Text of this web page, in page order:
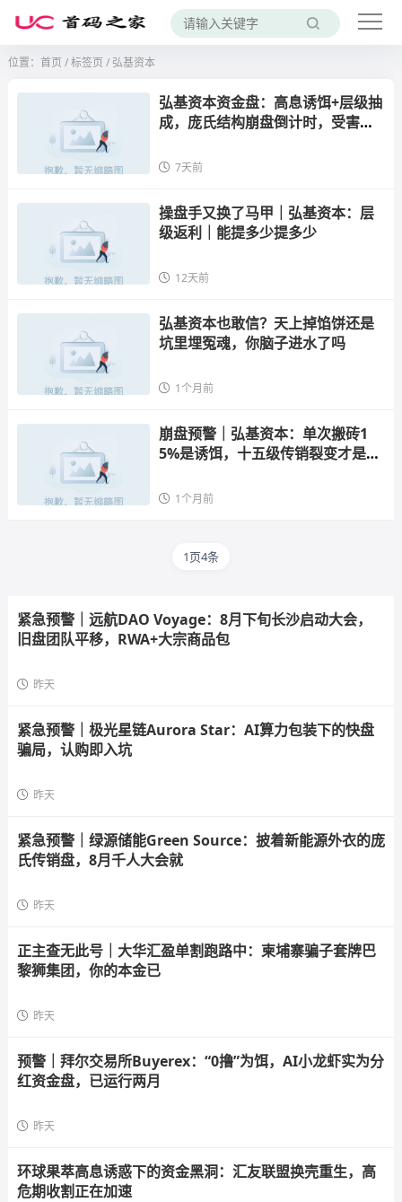
位置： 首页 /标签页 / 弘基资本
弘基资本资金盘：高息诱饵+层级抽
成，庞氏结构崩盘倒计时，受害者
7天前
操盘手又换了马甲｜弘基资本：层
级返利｜能提多少提多少
12天前
弘基资本也敢信？天上掉馅饼还是
坑里埋冤魂，你脑子进水了吗
1个月前
崩盘预警｜弘基资本：单次搬砖1
5%是诱饵，十五级传销裂变才是真
的U正在帮骗子规避监管
1个月前
1页4条
紧急预警｜远航DAO Voyage：8月下旬长沙启动大会，
旧盘团队平移，RWA+大宗商品包
昨天
紧急预警｜极光星链Aurora Star：AI算力包装下的快盘
骗局，认购即入坑
昨天
紧急预警｜绿源储能Green Source：披着新能源外衣的庞
氏传销盘，8月千人大会就
昨天
正主查无此号｜大华汇盈单割跑路中：柬埔寨骗子套牌巴
黎狮集团，你的本金已
昨天
预警｜拜尔交易所Buyerex：“0撸”为饵，AI小龙虾实为分
红资金盘，已运行两月
昨天
环球果萃高息诱惑下的资金黑洞：汇友联盟换壳重生，高
危期收割正在加速